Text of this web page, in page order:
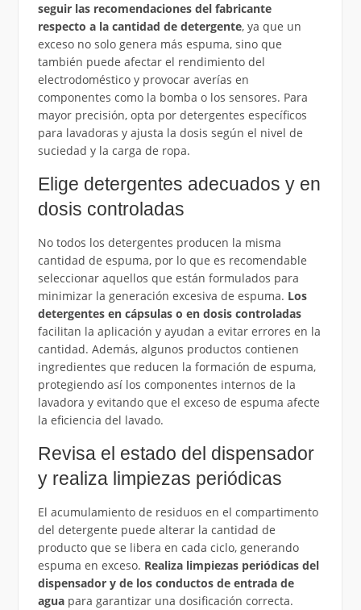
seguir las recomendaciones del fabricante
respecto a la cantidad de detergente, ya que un
exceso no solo genera más espuma, sino que
también puede afectar el rendimiento del
electrodoméstico y provocar averías en
componentes como la bomba o los sensores. Para
mayor precisión, opta por detergentes específicos
para lavadoras y ajusta la dosis según el nivel de
suciedad y la carga de ropa.
Elige detergentes adecuados y en
dosis controladas
No todos los detergentes producen la misma
cantidad de espuma, por lo que es recomendable
seleccionar aquellos que están formulados para
minimizar la generación excesiva de espuma. Los
detergentes en cápsulas o en dosis controladas
facilitan la aplicación y ayudan a evitar errores en la
cantidad. Además, algunos productos contienen
ingredientes que reducen la formación de espuma,
protegiendo así los componentes internos de la
lavadora y evitando que el exceso de espuma afecte
la eficiencia del lavado.
Revisa el estado del dispensador
y realiza limpiezas periódicas
El acumulamiento de residuos en el compartimento
del detergente puede alterar la cantidad de
producto que se libera en cada ciclo, generando
espuma en exceso. Realiza limpiezas periódicas del
dispensador y de los conductos de entrada de
aguapara garantizar una dosificación correcta.